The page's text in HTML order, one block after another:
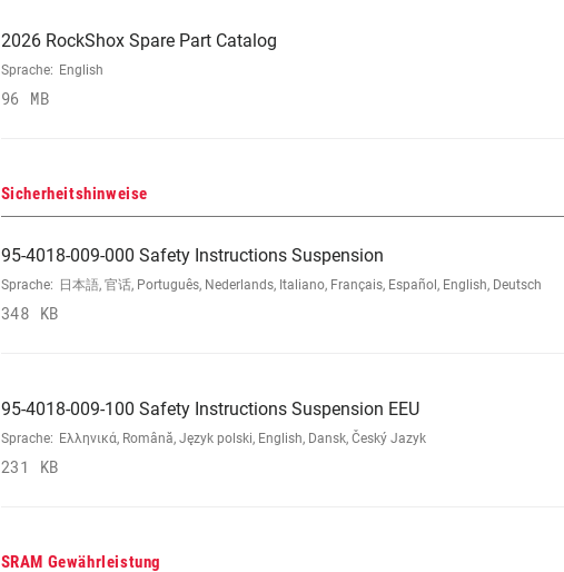
2026 RockShox Spare Part Catalog
Sprache: English
96 MB
Sicherheitshinweise
95-4018-009-000 Safety Instructions Suspension
Sprache: 日本語, 官话, Português, Nederlands, Italiano, Français, Español, English, Deutsch
348 KB
95-4018-009-100 Safety Instructions Suspension EEU
Sprache: Ελληνικά, Română, Język polski, English, Dansk, Český Jazyk
231 KB
SRAM Gewährleistung